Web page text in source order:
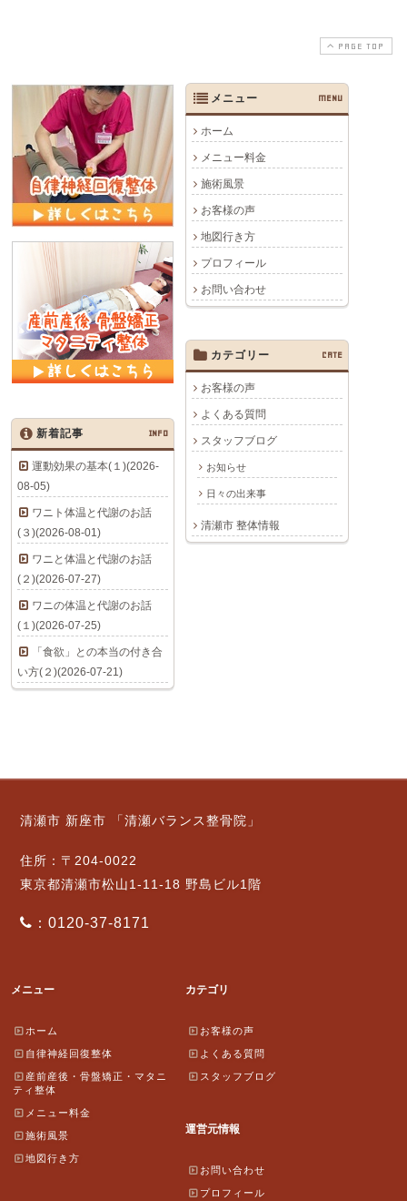
PAGE TOP
メニュー MENU
ホーム
メニュー料金
施術風景
お客様の声
地図行き方
プロフィール
お問い合わせ
カテゴリー CATE
お客様の声
よくある質問
スタッフブログ
お知らせ
日々の出来事
清瀬市 整体情報
新着記事 INFO
運動効果の基本(１)(2026-
08-05)
ワニト体温と代謝のお話
(３)(2026-08-01)
ワニと体温と代謝のお話
(２)(2026-07-27)
ワニの体温と代謝のお話
(１)(2026-07-25)
「食欲」との本当の付き合
い方(２)(2026-07-21)
清瀬市 新座市 「清瀬バランス整骨院」
住所：〒204-0022
東京都清瀬市松山1-11-18 野島ビル1階
：0120-37-8171
メニュー
ホーム
自律神経回復整体
産前産後・骨盤矯正・マタニ
ティ整体
メニュー料金
施術風景
地図行き方
カテゴリ
お客様の声
よくある質問
スタッフブログ
運営元情報
お問い合わせ
プロフィール